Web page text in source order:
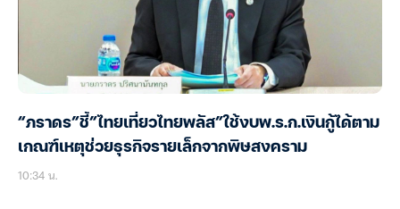
“ภราดร”ชี้”ไทยเที่ยวไทยพลัส”ใช้งบพ.ร.ก.เงินกู้ได้ตาม
เกณฑ์เหตุช่วยธุรกิจรายเล็กจากพิษสงคราม
10:34 น.